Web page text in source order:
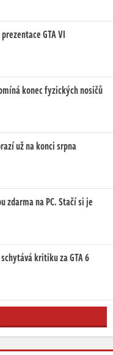
GTA VI
konec fyzických nosičů
už na konci srpna
zdarma na PC. Stačí si je
kritiku za GTA 6